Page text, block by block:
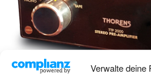
Verwalte deine